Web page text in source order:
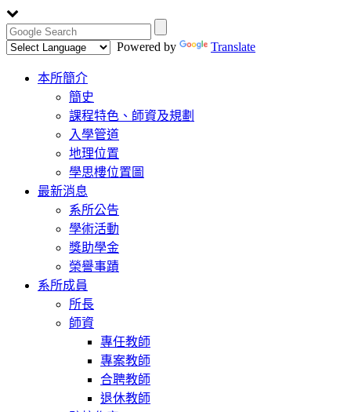
Powered by
Translate
Toggle
navigation
本所簡介
簡史
課程特色、師資及規劃
入學管道
地理位置
學思樓位置圖
最新消息
系所公告
學術活動
獎助學金
榮譽事蹟
系所成員
所長
師資
專任教師
專案教師
合聘教師
退休教師